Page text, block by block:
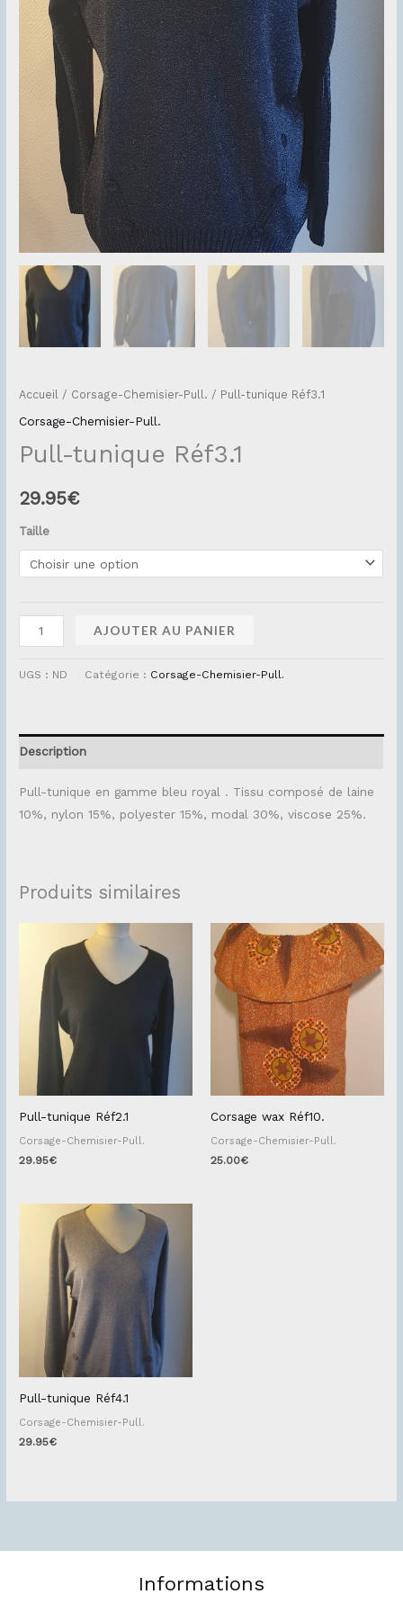
Accueil / Corsage-Chemisier-Pull. / Pull-tunique Réf3.1
Corsage-Chemisier-Pull.
Pull-tunique Réf3.1
29.95€
Taille
AJOUTER AU PANIER
UGS : ND Catégorie : Corsage-Chemisier-Pull.
Description
Pull-tunique en gamme bleu royal . Tissu composé de laine
10%, nylon 15%, polyester 15%, modal 30%, viscose 25%.
Produits similaires
Pull-tunique Réf2.1
Corsage-Chemisier-Pull.
29.95€
Corsage wax Réf10.
Corsage-Chemisier-Pull.
25.00€
Pull-tunique Réf4.1
Corsage-Chemisier-Pull.
29.95€
Informations